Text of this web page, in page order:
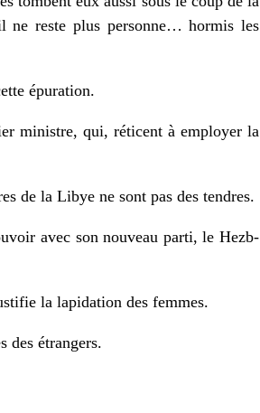
reste plus personne… hormis les
épuration.
ministre, qui, réticent à employer la
de la Libye ne sont pas des tendres.
avec son nouveau parti, le Hezb‐
la lapidation des femmes.
des étrangers.